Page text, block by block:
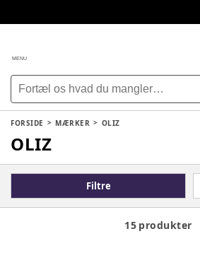
MENU
FORSIDE MÆRKER OLIZ
OLIZ
Filtre
15 produkter